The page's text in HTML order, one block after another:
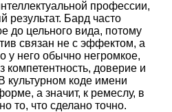
профессии,
результат. Бард часто
до цельного вида, потому
связан не с эффектом, а
у него обычно негромкое,
компетентность, доверие и
культурном коде имени
а значит, к ремеслу, в
то, что сделано точно.